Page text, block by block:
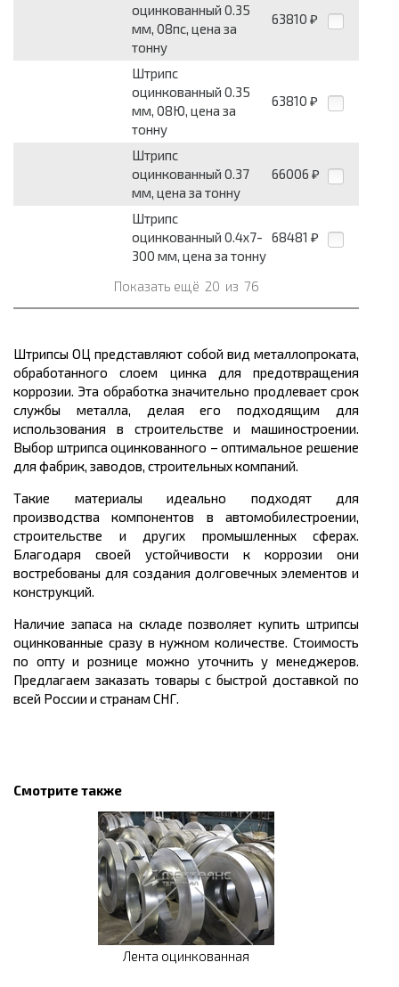
оцинкованный 0.35
мм, 08пс, цена за
тонну
63810 ₽
Штрипс
оцинкованный 0.35
мм, 08Ю, цена за
тонну
63810 ₽
Штрипс
оцинкованный 0.37
мм, цена за тонну
66006 ₽
Штрипс
оцинкованный 0.4x7-
300 мм, цена за тонну
68481 ₽
Показать ещё 20 из 76
Штрипсы ОЦ представляют собой вид металлопроката,
обработанного слоем цинка для предотвращения
коррозии. Эта обработка значительно продлевает срок
службы металла, делая его подходящим для
использования в строительстве и машиностроении.
Выбор штрипса оцинкованного – оптимальное решение
для фабрик, заводов, строительных компаний.
Такие материалы идеально подходят для
производства компонентов в автомобилестроении,
строительстве и других промышленных сферах.
Благодаря своей устойчивости к коррозии они
востребованы для создания долговечных элементов и
конструкций.
Наличие запаса на складе позволяет купить штрипсы
оцинкованные сразу в нужном количестве. Стоимость
по опту и рознице можно уточнить у менеджеров.
Предлагаем заказать товары с быстрой доставкой по
всей России и странам СНГ.
Смотрите также
Лента оцинкованная